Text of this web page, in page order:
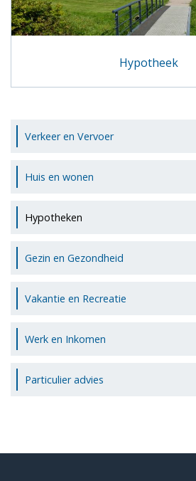
Hypotheek
Verkeer en Vervoer
Huis en wonen
Hypotheken
Gezin en Gezondheid
Vakantie en Recreatie
Werk en Inkomen
Particulier advies